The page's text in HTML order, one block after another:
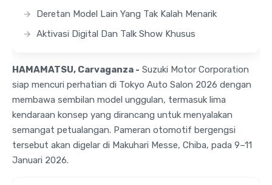
Deretan Model Lain Yang Tak Kalah Menarik
Aktivasi Digital Dan Talk Show Khusus
HAMAMATSU, Carvaganza - Suzuki Motor Corporation
siap mencuri perhatian di Tokyo Auto Salon 2026 dengan
membawa sembilan model unggulan, termasuk lima
kendaraan konsep yang dirancang untuk menyalakan
semangat petualangan. Pameran otomotif bergengsi
tersebut akan digelar di Makuhari Messe, Chiba, pada 9–11
Januari 2026.